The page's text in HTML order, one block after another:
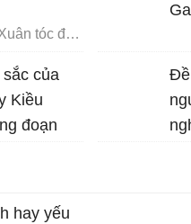
Phân tích nhân vật Xuân tóc đỏ trong Hạnh phúc của một tang gia
của
Kiều
đoạn
Đề
hay yếu